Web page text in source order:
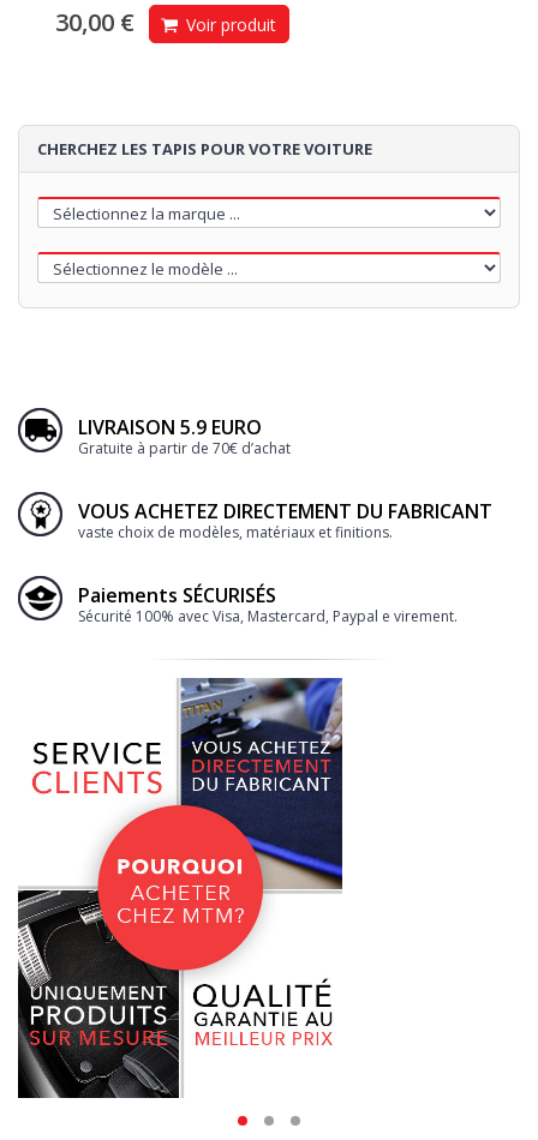
30,00 € Voir produit
CHERCHEZ LES TAPIS POUR VOTRE VOITURE
LIVRAISON 5.9 EURO
Gratuite à partir de 70€ d’achat
VOUS ACHETEZ DIRECTEMENT DU FABRICANT
vaste choix de modèles, matériaux et finitions.
Paiements SÉCURISÉS
Sécurité 100% avec Visa, Mastercard, Paypal e virement.